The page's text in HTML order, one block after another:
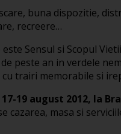
buna dispozitie,
recreere…
Sensul si Scopul
peste an in verdele
trairi memorabile si
19 august 2012, la
cazarea, masa si